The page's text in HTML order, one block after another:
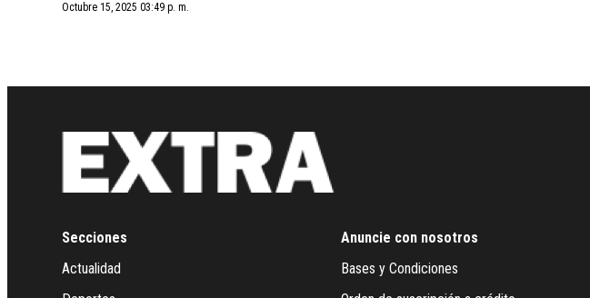
Octubre 15, 2025 03:49 p. m.
Secciones
Actualidad
Anuncie con nosotros
Bases y Condiciones